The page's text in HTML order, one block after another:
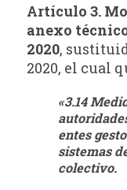
Artículo 3.
anexo
2020,
2020, el cual
«3.14
entes
sistemas
colectivo.